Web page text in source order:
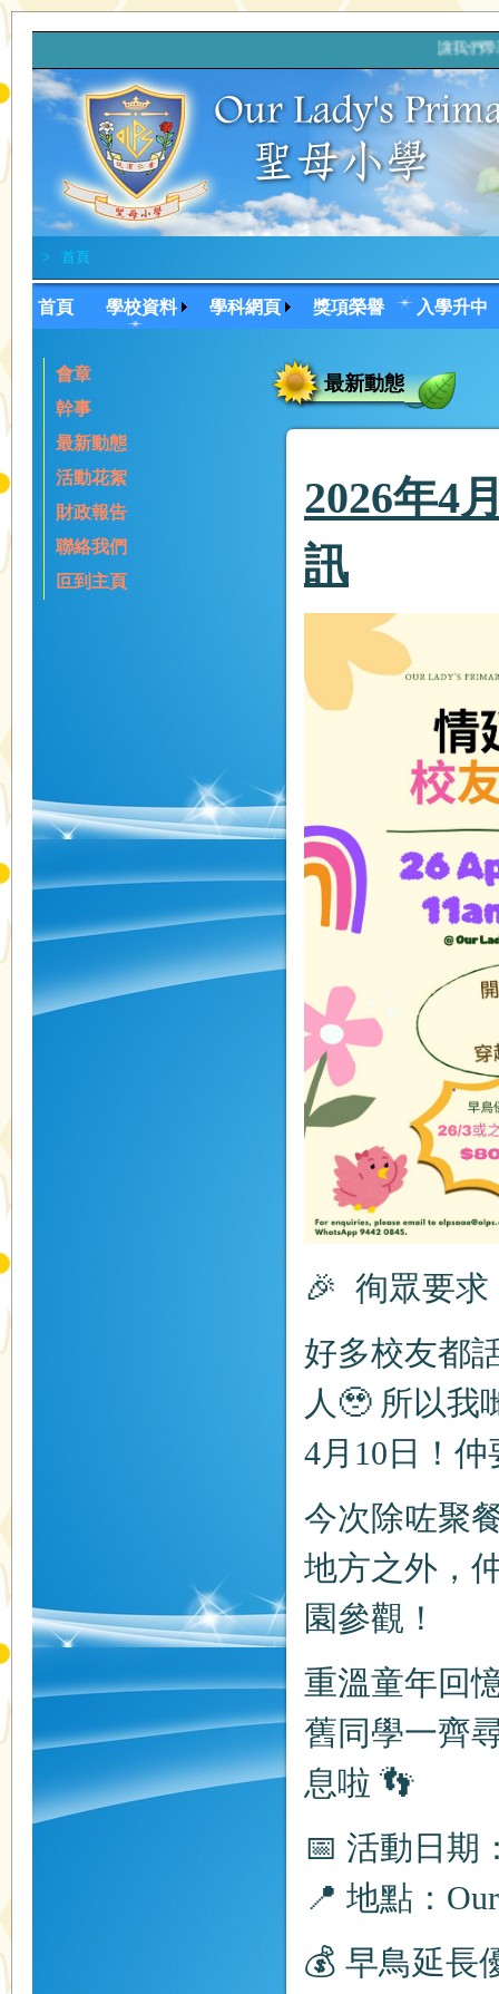
讓我們帶著
> 首頁
首頁 學校資料 學科網頁 獎項榮譽 入學升中
會章
幹事
最新動態
活動花絮
財政報告
聯絡我們
叵到主頁
最新動態
2026年4
訊
🎉 徇眾要求
好多校友都
人🥹 所以我
4月10日！
今次除咗聚
地方之外，
園參觀！
重溫童年回
舊同學一齊
息啦 👣
📅 活動日期
📍 地點：
💰 早鳥延長